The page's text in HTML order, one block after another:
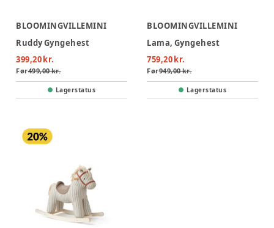
BLOOMINGVILLEMINI
Ruddy Gyngehest
399,20 kr.
Før499,00 kr.
Lagerstatus
BLOOMINGVILLEMINI
Lama, Gyngehest
759,20 kr.
Før949,00 kr.
Lagerstatus